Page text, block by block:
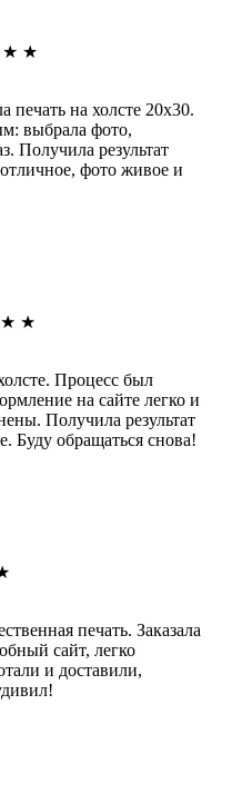
★ ★
печать на холсте 20х30.
выбрала фото,
Получила результат
фото живое и
★ ★
Процесс был
на сайте легко и
Получила результат
Буду обращаться снова!
печать. Заказала
сайт, легко
и доставили,